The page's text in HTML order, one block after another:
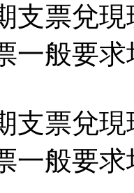
支票兌
一般要
支票兌
一般要